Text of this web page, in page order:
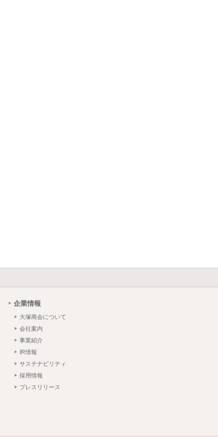
企業情報
大塚商会について
会社案内
事業紹介
IR情報
サステナビリティ
採用情報
プレスリリース